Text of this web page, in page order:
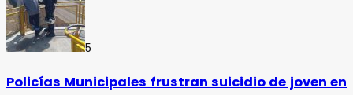
5
Policías Municipales frustran suicidio de joven en